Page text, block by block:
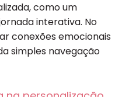
como um
interativa. No
conexões emocionais
simples navegação